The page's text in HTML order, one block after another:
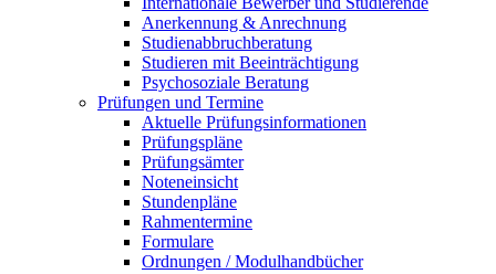
Anerkennung & Anrechnung
Studienabbruchberatung
Studieren mit Beeinträchtigung
Psychosoziale Beratung
Prüfungen und Termine
Aktuelle Prüfungsinformationen
Prüfungspläne
Prüfungsämter
Noteneinsicht
Stundenpläne
Rahmentermine
Formulare
Ordnungen / Modulhandbücher